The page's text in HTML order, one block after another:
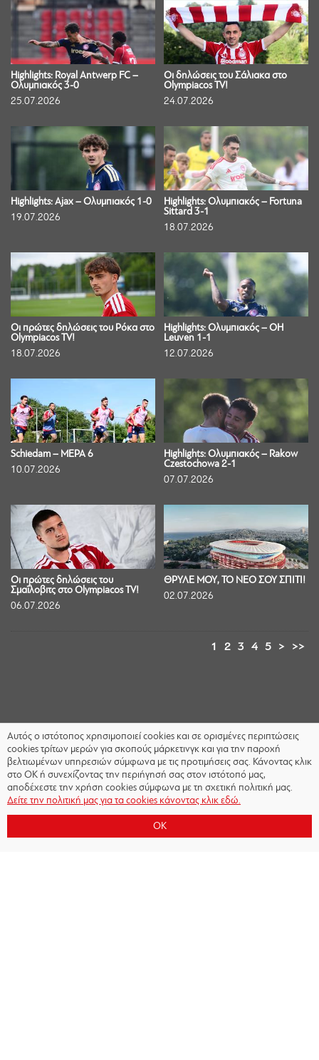
Highlights: Royal Antwerp FC –
Ολυμπιακός 3-0
25.07.2026
Οι δηλώσεις του Σάλιακα στο
Olympiacos TV!
24.07.2026
Highlights: Ajax – Ολυμπιακός 1-0
19.07.2026
Highlights: Ολυμπιακός – Fortuna
Sittard 3-1
18.07.2026
Οι πρώτες δηλώσεις του Ρόκα στο
Olympiacos TV!
18.07.2026
Highlights: Ολυμπιακός – OH
Leuven 1-1
12.07.2026
Schiedam – ΜΕΡΑ 6
10.07.2026
Highlights: Ολυμπιακός – Rakow
Czestochowa 2-1
07.07.2026
Οι πρώτες δηλώσεις του
Σμαΐλοβιτς στο Olympiacos TV!
06.07.2026
ΘΡΥΛΕ ΜΟΥ, ΤΟ ΝΕΟ ΣΟΥ ΣΠΙΤΙ!
02.07.2026
1 2 3 4 5 > >>
Αυτός ο ιστότοπος χρησιμοποιεί cookies και σε ορισμένες περιπτώσεις
cookies τρίτων μερών για σκοπούς μάρκετινγκ και για την παροχή
βελτιωμένων υπηρεσιών σύμφωνα με τις προτιμήσεις σας. Κάνοντας κλικ
στο OK ή συνεχίζοντας την περιήγησή σας στον ιστότοπό μας,
αποδέχεστε την χρήση cookies σύμφωνα με τη σχετική πολιτική μας.
Δείτε την πολιτική μας για τα cookies κάνοντας κλικ εδώ.
OK